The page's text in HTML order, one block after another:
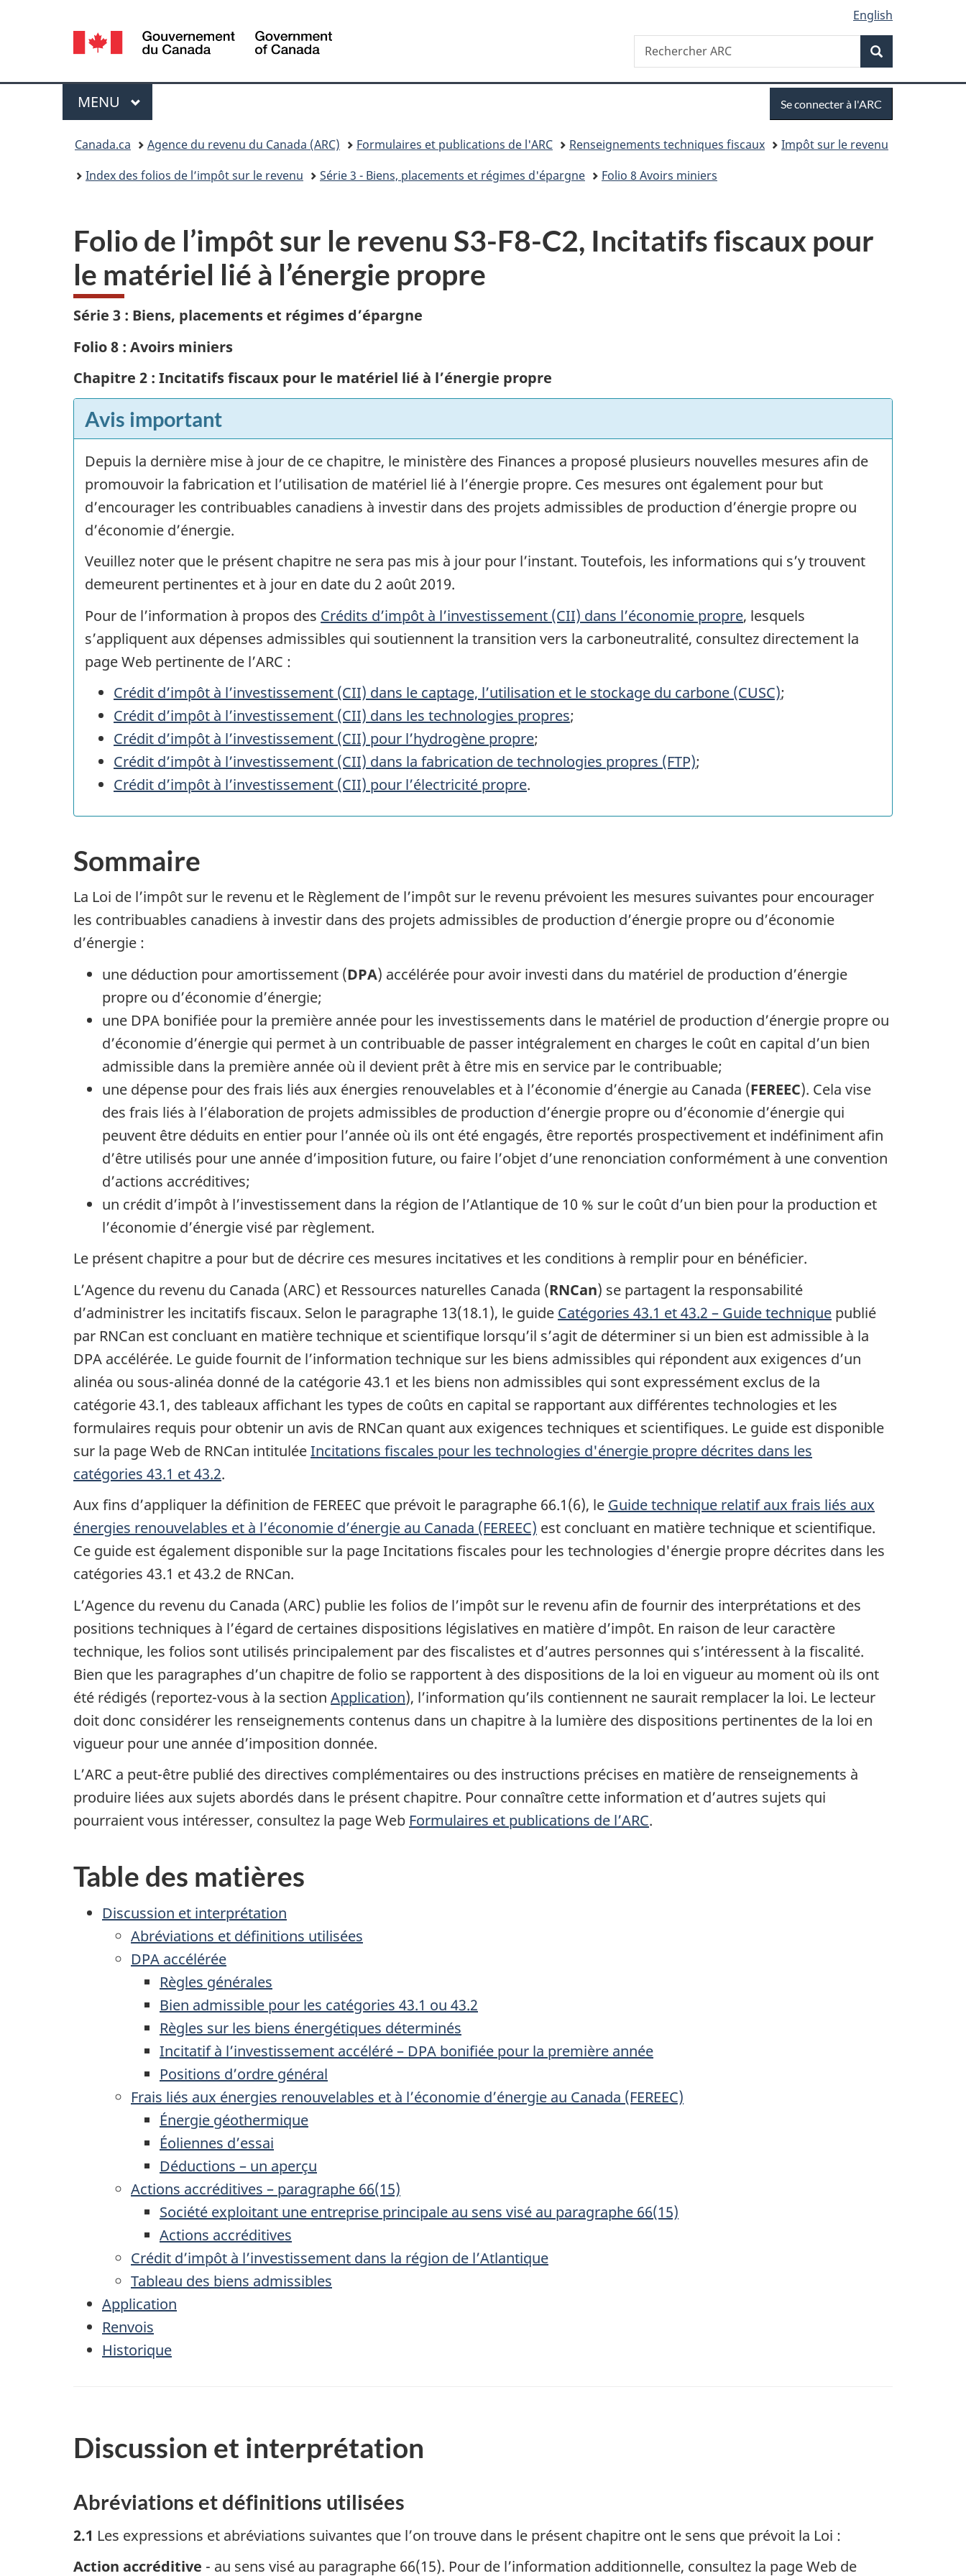
sujet
HTML
Sélection
de
la
langue
English
Canada
Recherche
Rechercher
ARC
Menu
MENU PRINCIPAL
connecter
Se connecter à l'ARC
Canada.ca Agence du revenu du Canada (ARC) Formulaires et publications de l'ARC Renseignements techniques fiscaux
Impôt sur le revenu
Index des folios de l’impôt sur le revenu
Série 3 - Biens, placements et régimes d'épargne Folio 8 Avoirs miniers
Folio de l’impôt sur le revenu S3-F8-C2, Incitatifs fiscaux pour
le matériel lié à l’énergie propre
Série 3 : Biens, placements et régimes d’épargne
Folio 8 : Avoirs miniers
Chapitre 2 : Incitatifs fiscaux pour le matériel lié à l’énergie propre
Avis important
Depuis la dernière mise à jour de ce chapitre, le ministère des Finances a proposé plusieurs nouvelles mesures afin de
promouvoir la fabrication et l’utilisation de matériel lié à l’énergie propre. Ces mesures ont également pour but
d’encourager les contribuables canadiens à investir dans des projets admissibles de production d’énergie propre ou
d’économie d’énergie.
Veuillez noter que le présent chapitre ne sera pas mis à jour pour l’instant. Toutefois, les informations qui s’y trouvent
demeurent pertinentes et à jour en date du 2 août 2019.
Pour de l’information à propos des Crédits d’impôt à l’investissement (CII) dans l’économie propre, lesquels
s’appliquent aux dépenses admissibles qui soutiennent la transition vers la carboneutralité, consultez directement la
page Web pertinente de l’ARC :
Crédit d’impôt à l’investissement (CII) dans le captage, l’utilisation et le stockage du carbone (CUSC);
Crédit d’impôt à l’investissement (CII) dans les technologies propres;
Crédit d’impôt à l’investissement (CII) pour l’hydrogène propre;
Crédit d’impôt à l’investissement (CII) dans la fabrication de technologies propres (FTP);
Crédit d’impôt à l’investissement (CII) pour l’électricité propre.
Sommaire
La Loi de l’impôt sur le revenu et le Règlement de l’impôt sur le revenu prévoient les mesures suivantes pour encourager
les contribuables canadiens à investir dans des projets admissibles de production d’énergie propre ou d’économie
d’énergie :
une déduction pour amortissement (DPA) accélérée pour avoir investi dans du matériel de production d’énergie
propre ou d’économie d’énergie;
une DPA bonifiée pour la première année pour les investissements dans le matériel de production d’énergie propre ou
d’économie d’énergie qui permet à un contribuable de passer intégralement en charges le coût en capital d’un bien
admissible dans la première année où il devient prêt à être mis en service par le contribuable;
une dépense pour des frais liés aux énergies renouvelables et à l’économie d’énergie au Canada (FEREEC). Cela vise
des frais liés à l’élaboration de projets admissibles de production d’énergie propre ou d’économie d’énergie qui
peuvent être déduits en entier pour l’année où ils ont été engagés, être reportés prospectivement et indéfiniment afin
d’être utilisés pour une année d’imposition future, ou faire l’objet d’une renonciation conformément à une convention
d’actions accréditives;
un crédit d’impôt à l’investissement dans la région de l’Atlantique de 10 % sur le coût d’un bien pour la production et
l’économie d’énergie visé par règlement.
Le présent chapitre a pour but de décrire ces mesures incitatives et les conditions à remplir pour en bénéficier.
L’Agence du revenu du Canada (ARC) et Ressources naturelles Canada (RNCan) se partagent la responsabilité
d’administrer les incitatifs fiscaux. Selon le paragraphe 13(18.1), le guide Catégories 43.1 et 43.2 – Guidetechnique publié
par RNCan est concluant en matière technique et scientifique lorsqu’il s’agit de déterminer si un bien est admissible à la
DPA accélérée. Le guide fournit de l’information technique sur les biens admissibles qui répondent aux exigences d’un
alinéa ou sous-alinéa donné de la catégorie 43.1 et les biens non admissibles qui sont expressément exclus de la
catégorie 43.1, des tableaux affichant les types de coûts en capital se rapportant aux différentes technologies et les
formulaires requis pour obtenir un avis de RNCan quant aux exigences techniques et scientifiques. Le guide est disponible
sur la page Web de RNCan intituléeIncitations fiscales pour les technologies d'énergie propre décrites dans les
catégories 43.1 et 43.2.
Aux fins d’appliquer la définition de FEREEC que prévoit le paragraphe 66.1(6), le Guide technique relatif aux frais liés aux
énergies renouvelables et à l’économie d’énergie au Canada (FEREEC) est concluant en matière technique et scientifique.
Ce guide est également disponible sur la page Incitations fiscales pour les technologies d'énergie propre décrites dans les
catégories 43.1 et 43.2 de RNCan.
L’Agence du revenu du Canada (ARC) publie les folios de l’impôt sur le revenu afin de fournir des interprétations et des
positions techniques à l’égard de certaines dispositions législatives en matière d’impôt. En raison de leur caractère
technique, les folios sont utilisés principalement par des fiscalistes et d’autres personnes qui s’intéressent à la fiscalité.
Bien que les paragraphes d’un chapitre de folio se rapportent à des dispositions de la loi en vigueur au moment où ils ont
été rédigés (reportez-vous à la section Application), l’information qu’ils contiennent ne saurait remplacer la loi. Le lecteur
doit donc considérer les renseignements contenus dans un chapitre à la lumière des dispositions pertinentes de la loi en
vigueur pour une année d’imposition donnée.
L’ARC a peut-être publié des directives complémentaires ou des instructions précises en matière de renseignements à
produire liées aux sujets abordés dans le présent chapitre. Pour connaître cette information et d’autres sujets qui
pourraient vous intéresser, consultez la page Web Formulaires et publications de l’ARC.
Table des matières
Discussion et interprétation
Abréviations et définitions utilisées
DPA accélérée
Règles générales
Bien admissible pour les catégories 43.1 ou 43.2
Règles sur les biens énergétiques déterminés
Incitatif à l’investissement accéléré – DPA bonifiée pour la première année
Positions d’ordre général
Frais liés aux énergies renouvelables et à l’économie d’énergie au Canada (FEREEC)
Énergie géothermique
Éoliennes d’essai
Déductions – un aperçu
Actions accréditives – paragraphe 66(15)
Société exploitant une entreprise principale au sens visé au paragraphe 66(15)
Actions accréditives
Crédit d’impôt à l’investissement dans la région de l’Atlantique
Tableau des biens admissibles
Application
Renvois
Historique
Discussion et interprétation
Abréviations et définitions utilisées
2.1 Les expressions et abréviations suivantes que l’on trouve dans le présent chapitre ont le sens que prévoit la Loi :
Action accréditive - au sens visé au paragraphe 66(15). Pour de l’information additionnelle, consultez la page Web de